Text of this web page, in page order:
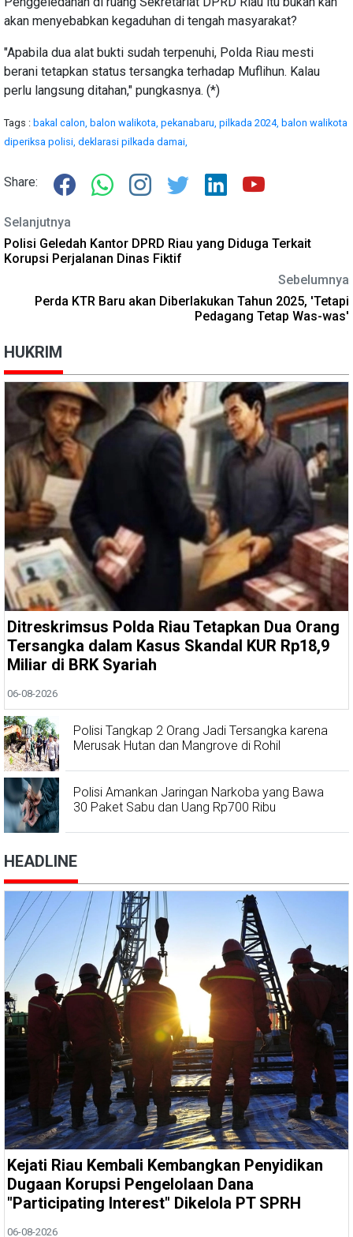
akan menyebabkan kegaduhan di tengah masyarakat?
"Apabila dua alat bukti sudah terpenuhi, Polda Riau mesti
berani tetapkan status tersangka terhadap Muflihun. Kalau
perlu langsung ditahan," pungkasnya. (*)
Tags : bakal calon, balon walikota, pekanabaru, pilkada 2024, balon walikota
diperiksa polisi, deklarasi pilkada damai,
Share:
Selanjutnya
Polisi Geledah Kantor DPRD Riau yang Diduga Terkait
Korupsi Perjalanan Dinas Fiktif
Sebelumnya
Perda KTR Baru akan Diberlakukan Tahun 2025, 'Tetapi
Pedagang Tetap Was-was'
HUKRIM
Ditreskrimsus Polda Riau Tetapkan Dua Orang
Tersangka dalam Kasus Skandal KUR Rp18,9
Miliar di BRK Syariah
06-08-2026
Polisi Tangkap 2 Orang Jadi Tersangka karena
Merusak Hutan dan Mangrove di Rohil
Polisi Amankan Jaringan Narkoba yang Bawa
30 Paket Sabu dan Uang Rp700 Ribu
HEADLINE
Kejati Riau Kembali Kembangkan Penyidikan
Dugaan Korupsi Pengelolaan Dana
"Participating Interest" Dikelola PT SPRH
06-08-2026